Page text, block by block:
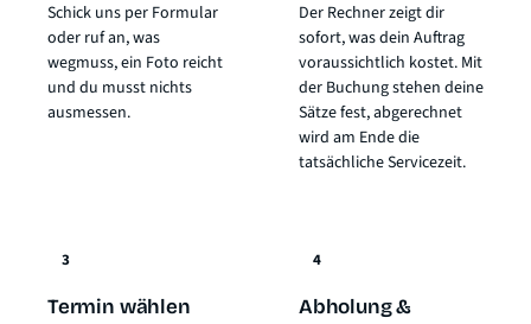
Schick uns per Formular
oder ruf an, was
wegmuss, ein Foto reicht
und du musst nichts
ausmessen.
Der Rechner zeigt dir
sofort, was dein Auftrag
voraussichtlich kostet. Mit
der Buchung stehen deine
Sätze fest, abgerechnet
wird am Ende die
tatsächliche Servicezeit.
3
Termin wählen
4
Abholung &